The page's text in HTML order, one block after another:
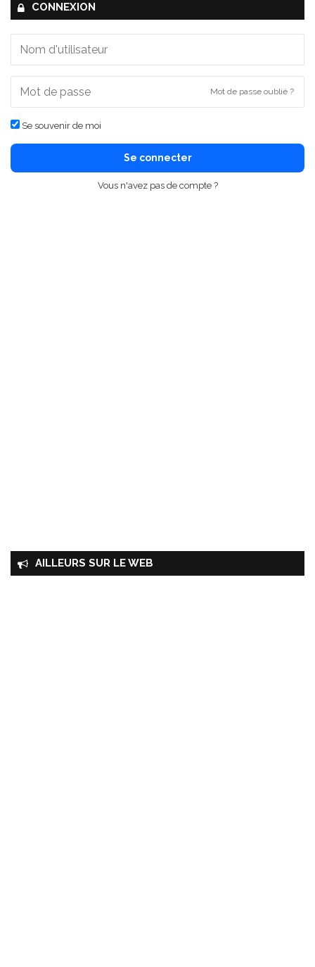
CONNEXION
Mot de passe oublié ?
Se souvenir de moi
Se connecter
Vous n'avez pas de compte ?
AILLEURS SUR LE WEB